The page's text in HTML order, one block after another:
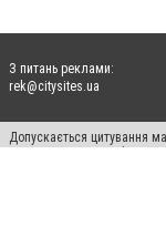
З питань реклами:
rek@citysites.ua
Допускається цитування
пошукових систем